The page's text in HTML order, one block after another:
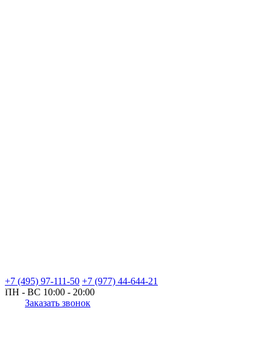
+7 (495) 97-111-50 +7 (977) 44-644-21
ПН - ВС 10:00 - 20:00
Заказать звонок